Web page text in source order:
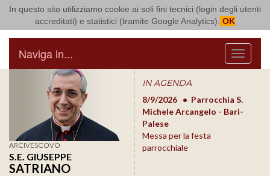
In questo sito utilizziamo cookie ai soli fini tecnici (login degli utenti
accreditati) e statistici (tramite Google Analytics). OK
Arcidiocesi di Bari Bitonto
Menu
Naviga in...
ARCIVESCOVO
S.E. GIUSEPPE
SATRIANO
IN AGENDA
8/17/2026
Conversano
Conferenza Episcopale
Pugliese
8/9/2026
Parrocchia S.
Michele Arcangelo - Bari-
Palese
Messa per la festa
parrocchiale